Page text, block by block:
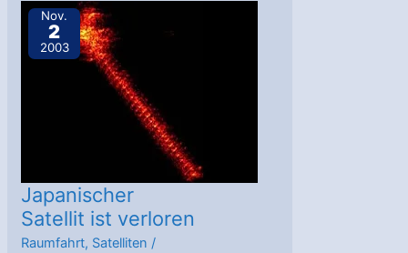
mit
Mars
Nov.
2
2003
Japanischer
Satellit ist verloren
Raumfahrt, Satelliten /